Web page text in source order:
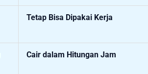
Tetap Bisa Dipakai Kerja
Cair dalam Hitungan Jam